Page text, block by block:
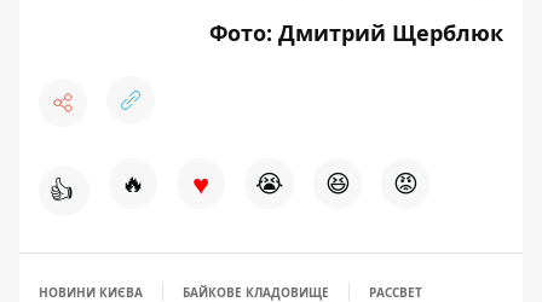
Фото: Дмитрий Щерблюк
👍 🔥 ♥ 😭 😆 😡
НОВИНИ КИЄВА БАЙКОВЕ КЛАДОВИЩЕ РАССВЕТ